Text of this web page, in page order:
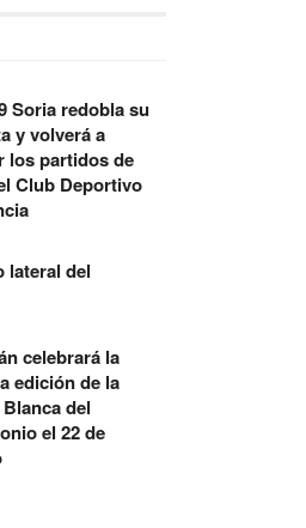
Soria redobla su
y volverá a
los partidos de
Club Deportivo
lateral del
celebrará la
edición de la
del
el 22 de